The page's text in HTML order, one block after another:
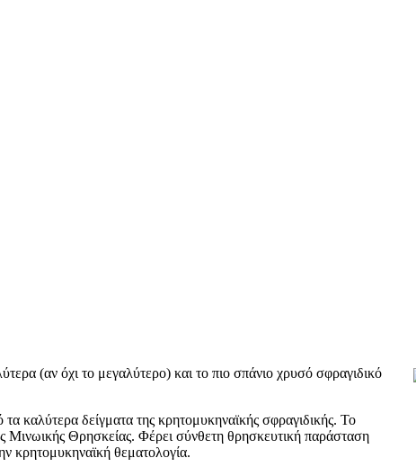
(αν όχι το μεγαλύτερο) και το πιο σπάνιο χρυσό σφραγιδικό
καλύτερα δείγματα της κρητομυκηναϊκής σφραγιδικής. Το
Μινωικής Θρησκείας. Φέρει σύνθετη θρησκευτική παράσταση
κρητομυκηναϊκή θεματολογία.